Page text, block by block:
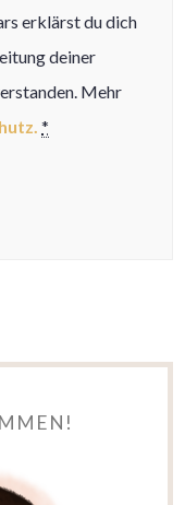
erklärst du dich
deiner
Mehr
*